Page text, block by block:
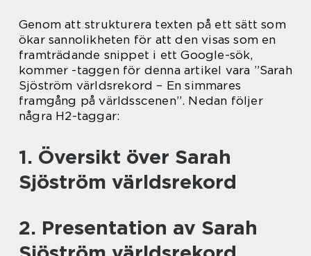
Genom att strukturera texten på ett sätt som
ökar sannolikheten för att den visas som en
framträdande snippet i ett Google-sök,
kommer -taggen för denna artikel vara ”Sarah
Sjöström världsrekord – En simmares
framgång på världsscenen”. Nedan följer
några H2-taggar:
1. Översikt över Sarah
Sjöström världsrekord
2. Presentation av Sarah